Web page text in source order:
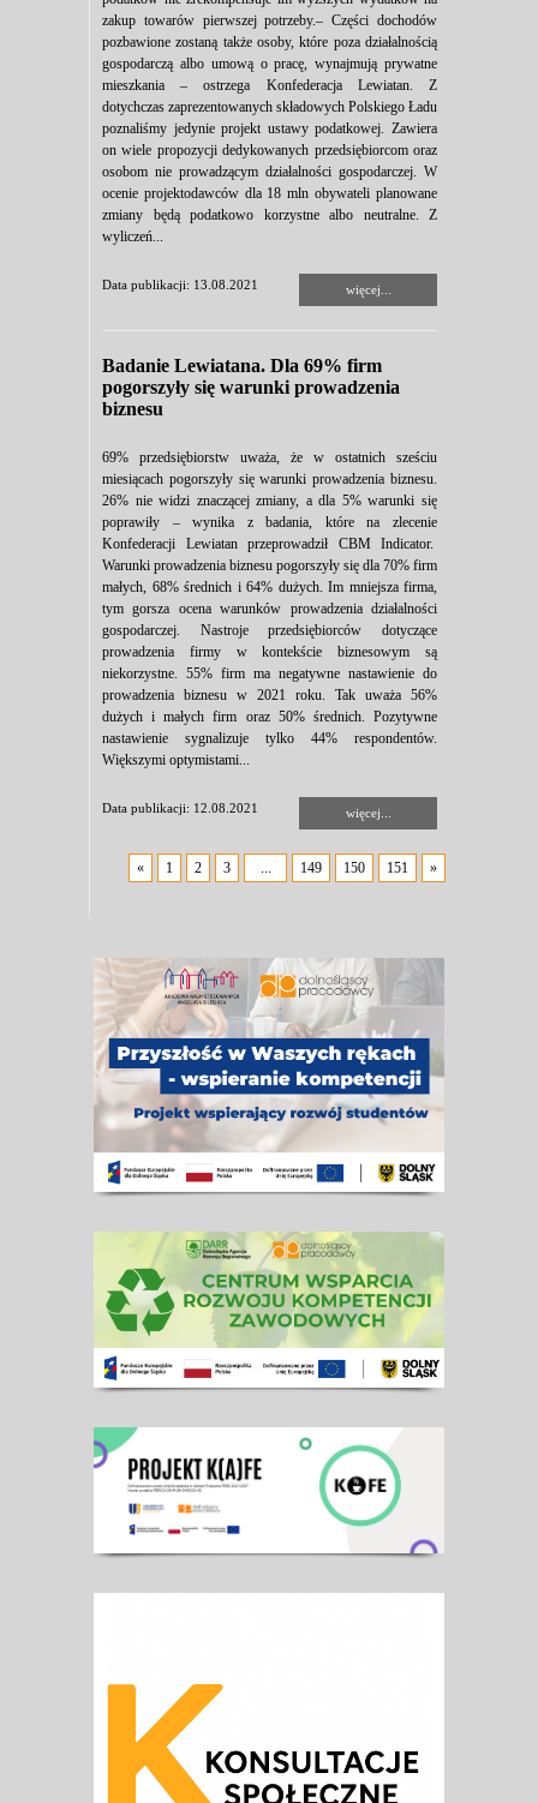
zakup towarów pierwszej potrzeby.– Części dochodów
pozbawione zostaną także osoby, które poza działalnością
gospodarczą albo umową o pracę, wynajmują prywatne
mieszkania – ostrzega Konfederacja Lewiatan. Z
dotychczas zaprezentowanych składowych Polskiego Ładu
poznaliśmy jedynie projekt ustawy podatkowej. Zawiera
on wiele propozycji dedykowanych przedsiębiorcom oraz
osobom nie prowadzącym działalności gospodarczej. W
ocenie projektodawców dla 18 mln obywateli planowane
zmiany będą podatkowo korzystne albo neutralne. Z
wyliczeń...
Data publikacji: 13.08.2021 więcej...
Badanie Lewiatana. Dla 69% firm
pogorszyły się warunki prowadzenia
biznesu
69% przedsiębiorstw uważa, że w ostatnich sześciu
miesiącach pogorszyły się warunki prowadzenia biznesu.
26% nie widzi znaczącej zmiany, a dla 5% warunki się
poprawiły – wynika z badania, które na zlecenie
Konfederacji Lewiatan przeprowadził CBM Indicator.
Warunki prowadzenia biznesu pogorszyły się dla 70% firm
małych, 68% średnich i 64% dużych. Im mniejsza firma,
tym gorsza ocena warunków prowadzenia działalności
gospodarczej. Nastroje przedsiębiorców dotyczące
prowadzenia firmy w kontekście biznesowym są
niekorzystne. 55% firm ma negatywne nastawienie do
prowadzenia biznesu w 2021 roku. Tak uważa 56%
dużych i małych firm oraz 50% średnich. Pozytywne
nastawienie sygnalizuje tylko 44% respondentów.
Większymi optymistami...
Data publikacji: 12.08.2021 więcej...
« 1 2 3 ... 149 150 151 »